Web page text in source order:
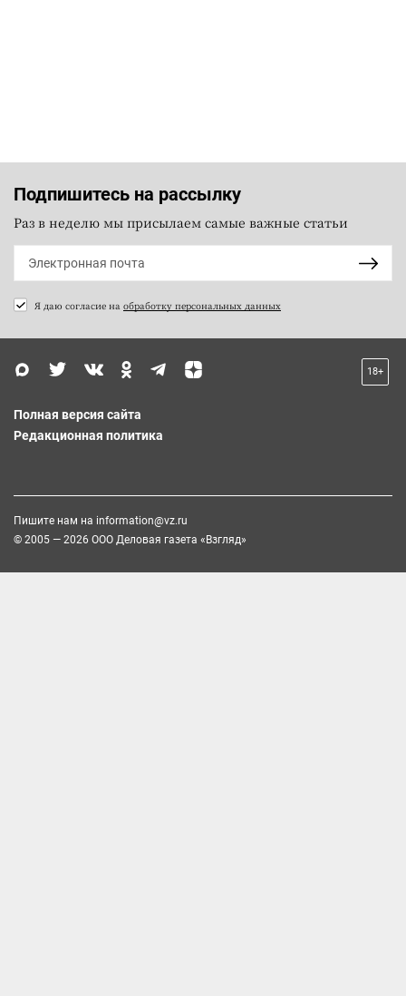
Подпишитесь на рассылку
Раз в неделю мы присылаем самые важные статьи
Я даю согласие на обработку персональных данных
18+
Полная версия сайта
Редакционная политика
Пишите нам на information@vz.ru
© 2005 — 2026 ООО Деловая газета «Взгляд»